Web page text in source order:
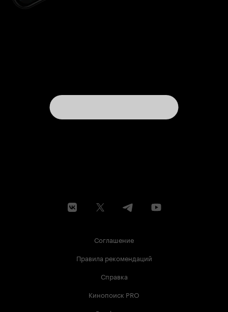
Соглашение
Правила рекомендаций
Справка
Кинопоиск PRO